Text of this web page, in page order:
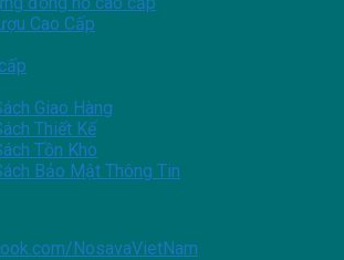
Cao Cấp
Giao Hàng
Thiết Kế
Tồn Kho
Bảo Mật Thông Tin
NosavaVietNam